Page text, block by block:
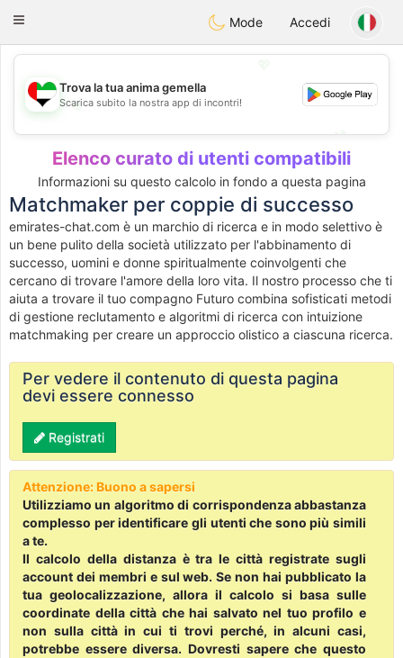
Emirates Chat
Toggle
Mode Accedi
💖
💕
Trova la tua anima gemella
Scarica subito la nostra app di incontri!
Elenco curato di utenti compatibili
Informazioni su questo calcolo in fondo a questa pagina
Matchmaker per coppie di successo
emirates-chat.com è un marchio di ricerca e in modo selettivo è
un bene pulito della società utilizzato per l'abbinamento di
successo, uomini e donne spiritualmente coinvolgenti che
cercano di trovare l'amore della loro vita. Il nostro processo che ti
aiuta a trovare il tuo compagno Futuro combina sofisticati metodi
di gestione reclutamento e algoritmi di ricerca con intuizione
matchmaking per creare un approccio olistico a ciascuna ricerca.
Per vedere il contenuto di questa pagina
devi essere connesso
Registrati
Attenzione: Buono a sapersi
Utilizziamo un algoritmo di corrispondenza abbastanza
complesso per identificare gli utenti che sono più simili
a te.
Il calcolo della distanza è tra le città registrate sugli
account dei membri e sul web. Se non hai pubblicato la
tua geolocalizzazione, allora il calcolo si basa sulle
coordinate della città che hai salvato nel tuo profilo e
non sulla città in cui ti trovi perché, in alcuni casi,
potrebbe essere diversa. Dovresti sapere che questo